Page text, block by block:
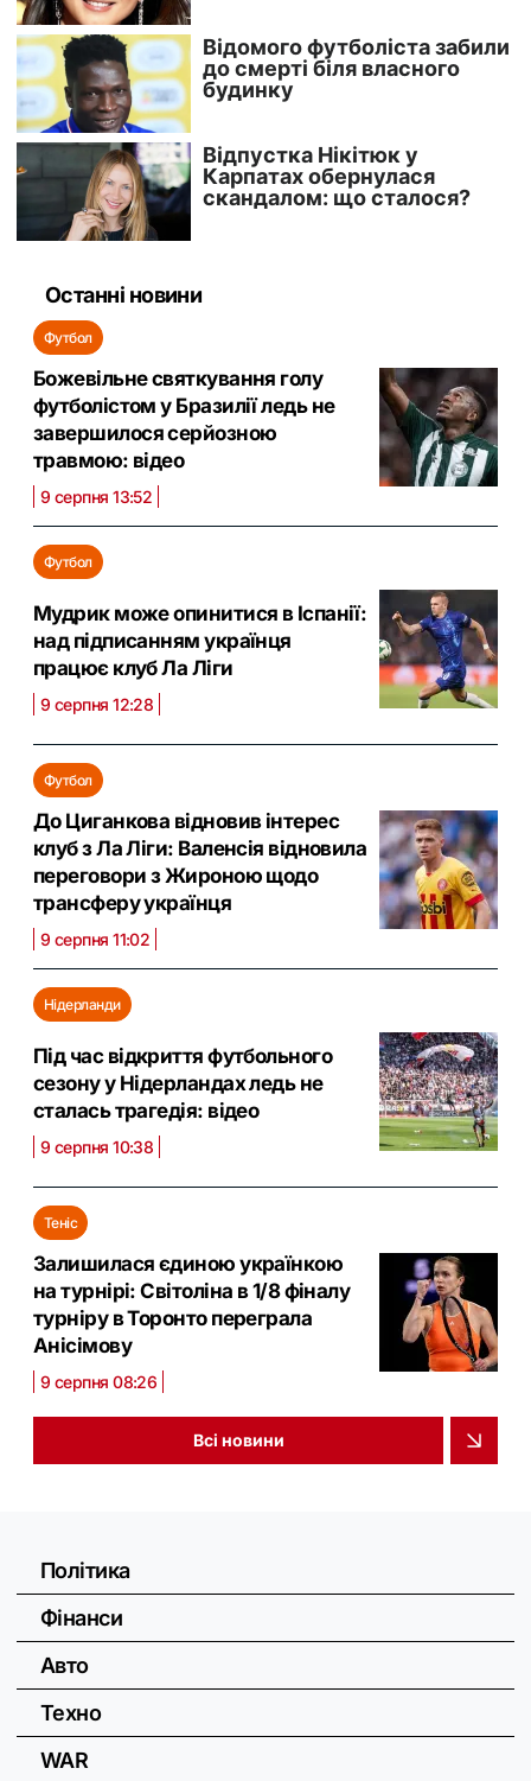
Останні новини
Футбол
Божевільне святкування голу
футболістом у Бразилії ледь не
завершилося серйозною
травмою: відео
9 серпня 13:52
Футбол
Мудрик може опинитися в Іспанії:
над підписанням українця
працює клуб Ла Ліги
9 серпня 12:28
Футбол
До Циганкова відновив інтерес
клуб з Ла Ліги: Валенсія відновила
переговори з Жироною щодо
трансферу українця
9 серпня 11:02
Нідерланди
Під час відкриття футбольного
сезону у Нідерландах ледь не
сталась трагедія: відео
9 серпня 10:38
Теніс
Залишилася єдиною українкою
на турнірі: Світоліна в 1/8 фіналу
турніру в Торонто переграла
Анісімову
9 серпня 08:26
Всі новини
Політика
Фінанси
Авто
Техно
WAR